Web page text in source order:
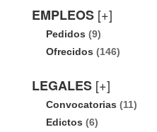
EMPLEOS [+]
Pedidos (9)
Ofrecidos (146)
LEGALES [+]
Convocatorias (11)
Edictos (6)